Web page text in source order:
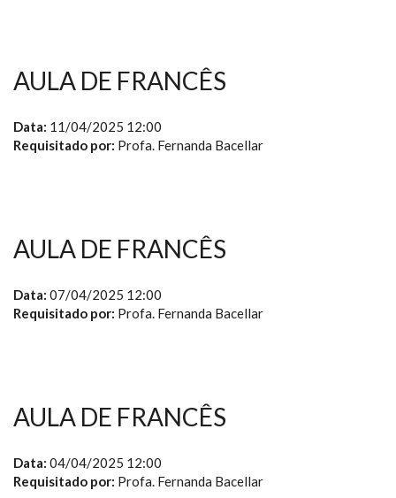
AULA DE FRANCÊS
Data: 11/04/2025 12:00
Requisitado por: Profa. Fernanda Bacellar
AULA DE FRANCÊS
Data: 07/04/2025 12:00
Requisitado por: Profa. Fernanda Bacellar
AULA DE FRANCÊS
Data: 04/04/2025 12:00
Requisitado por: Profa. Fernanda Bacellar